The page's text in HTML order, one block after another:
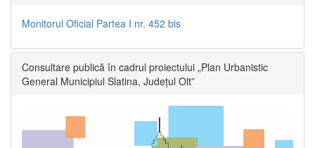
Monitorul Oficial Partea I nr. 452 bis
Consultare publică în cadrul proiectului „Plan Urbanistic
General Municipiul Slatina, Județul Olt”